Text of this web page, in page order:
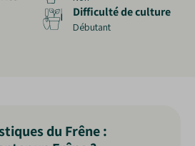
Difficulté de culture
Débutant
du Frêne :